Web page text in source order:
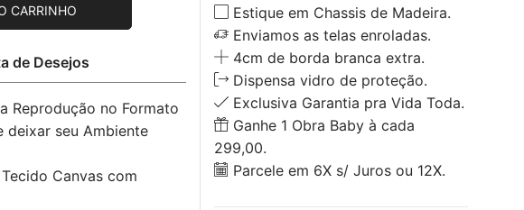
CARRINHO
de Desejos
Reprodução no Formato
deixar seu Ambiente
Canvas com
Estique em Chassis de Madeira.
Enviamos as telas enroladas.
4cm de borda branca extra.
Dispensa vidro de proteção.
Exclusiva Garantia pra Vida Toda.
Ganhe 1 Obra Baby à cada
299,00.
Parcele em 6X s/ Juros ou 12X.